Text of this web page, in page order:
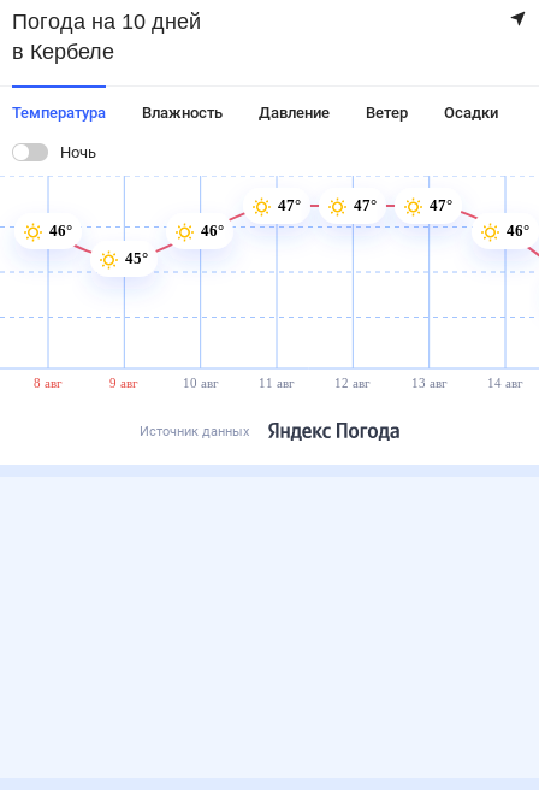
Погода на 10 дней
в Кербеле
Температура Влажность Давление Ветер Осадки
Ночь
8 авг 9 авг 10 авг 11 авг 12 авг 13 авг 14 авг
46°
45°
46°
47° 47°
47°
46°
Источник данных